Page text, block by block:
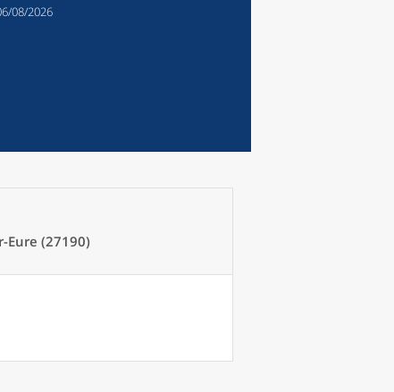
08/2026
Eure (27190)